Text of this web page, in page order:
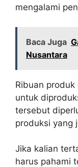
mengalami
Baca Juga
Nusantara
Ribuan
untuk
tersebut
produksi yang
Jika kalian
harus pahami